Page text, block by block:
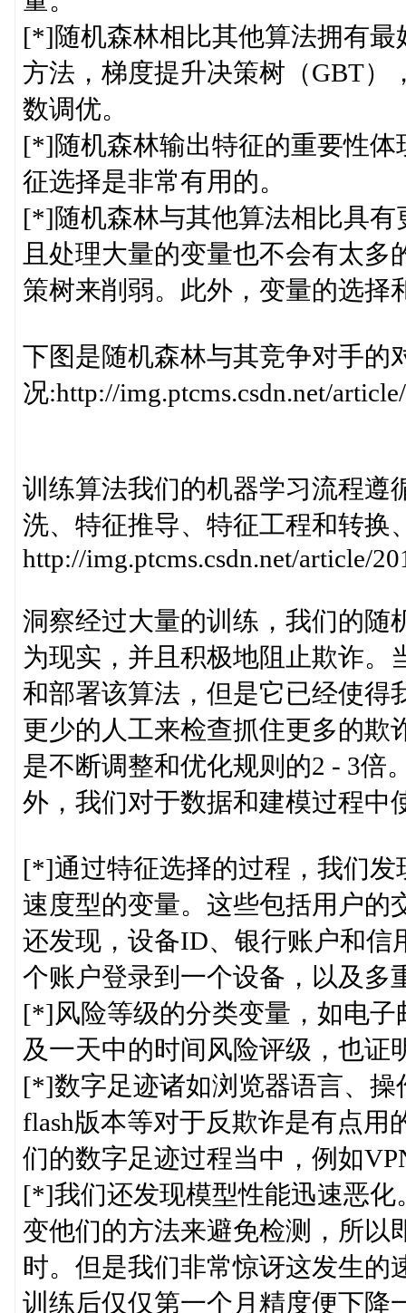
[*]随机森林相比其他算法拥有
方法，梯度提升决策树（GBT）
数调优。
[*]随机森林输出特征的重要性
征选择是非常有用的。
[*]随机森林与其他算法相比具
且处理大量的变量也不会有太
策树来削弱。此外，变量的选择
下图是随机森林与其竞争对手的
况:http://img.ptcms.csdn.net/
训练算法我们的机器学习流程遵
洗、特征推导、特征工程和转换
http://img.ptcms.csdn.net/article/
洞察经过大量的训练，我们的随
为现实，并且积极地阻止欺诈。
和部署该算法，但是它已经使得
更少的人工来检查抓住更多的欺
是不断调整和优化规则的2 - 3倍
外，我们对于数据和建模过程中
[*]通过特征选择的过程，我们
速度型的变量。这些包括用户的
还发现，设备ID、银行账户和信
个账户登录到一个设备，以及多
[*]风险等级的分类变量，如电
及一天中的时间风险评级，也证
[*]数字足迹诸如浏览器语言、
flash版本等对于反欺诈是有点
们的数字足迹过程当中，例如
[*]我们还发现模型性能迅速恶
变他们的方法来避免检测，所以
时。但是我们非常惊讶这发生的
训练后仅仅第一个月精度便下降